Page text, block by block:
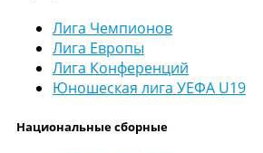
Лига Чемпионов
Лига Европы
Лига Конференций
Юношеская лига УЕФА U19
Национальные сборные